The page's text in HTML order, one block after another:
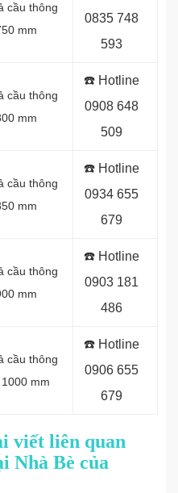
cầu thông
mm
0835 748
593
cầu thông
mm
☎️ Hotline
0908 648
509
cầu thông
mm
☎️ Hotline
0934 655
679
cầu thông
mm
☎️ Hotline
0903 181
486
cầu thông
mm
☎️ Hotline
0906 655
679
viết liên quan
Nhà Bè của